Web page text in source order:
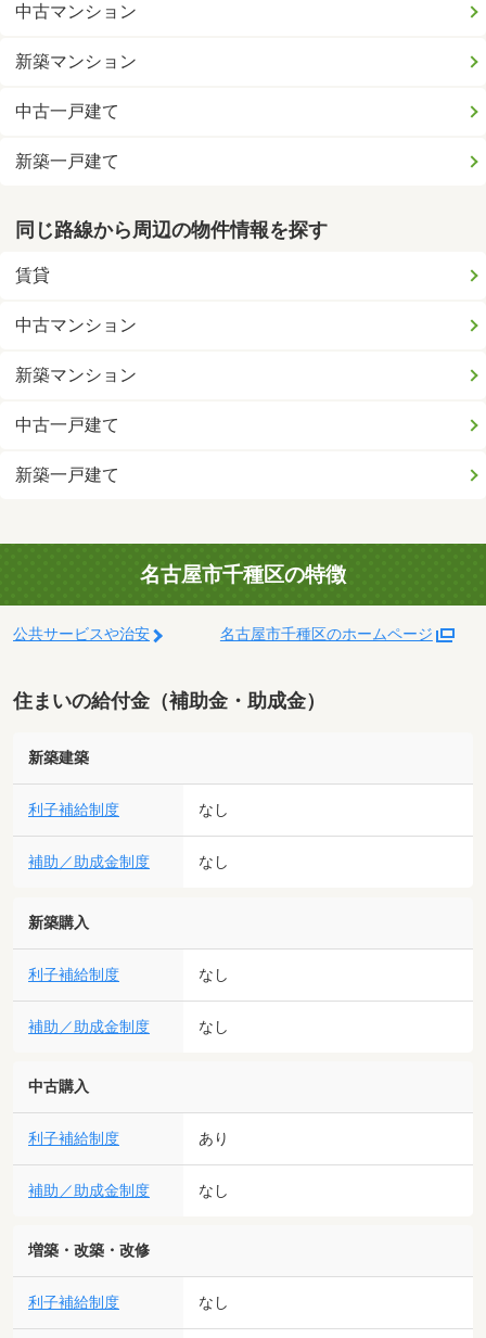
中古マンション
新築マンション
中古一戸建て
新築一戸建て
同じ路線から周辺の物件情報を探す
賃貸
中古マンション
新築マンション
中古一戸建て
新築一戸建て
名古屋市千種区の特徴
公共サービスや治安 名古屋市千種区のホームページ
住まいの給付金（補助金・助成金）
新築建築
利子補給制度 なし
補助／助成金制度 なし
新築購入
利子補給制度 なし
補助／助成金制度 なし
中古購入
利子補給制度 あり
補助／助成金制度 なし
増築・改築・改修
利子補給制度 なし